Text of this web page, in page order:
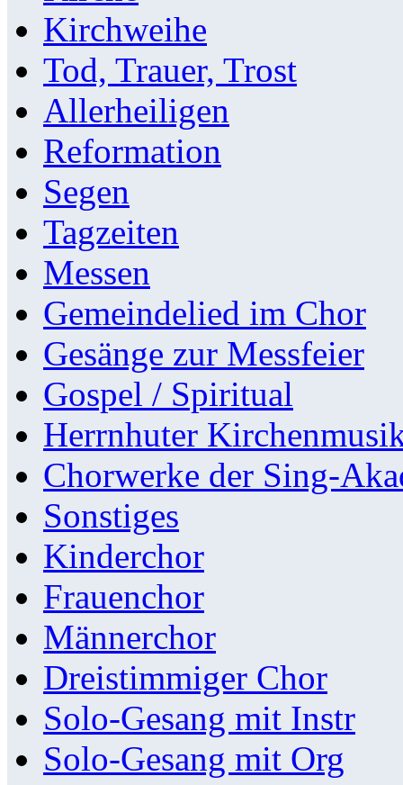
Kirchweihe
Tod, Trauer, Trost
Allerheiligen
Reformation
Segen
Tagzeiten
Messen
Gemeindelied im Chor
Gesänge zur Messfeier
Gospel / Spiritual
Herrnhuter
Chorwerke der Sing-
Sonstiges
Kinderchor
Frauenchor
Männerchor
Dreistimmiger Chor
Solo-Gesang mit Instr
Solo-Gesang mit Org